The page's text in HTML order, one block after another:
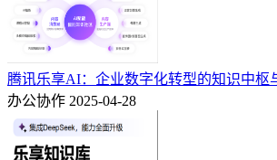
腾讯乐享AI：企业数字化转型的知识中枢
办公协作 2025-04-28